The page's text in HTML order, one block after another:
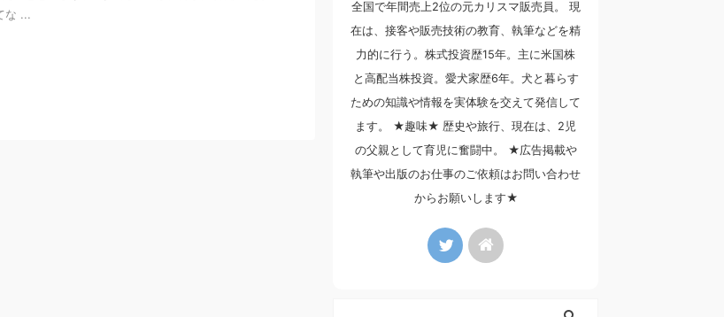
な ...
全国で年間売上2位の元カリスマ販売員。 現
在は、接客や販売技術の教育、執筆などを精
力的に行う。株式投資歴15年。主に米国株
と高配当株投資。愛犬家歴6年。犬と暮らす
ための知識や情報を実体験を交えて発信して
ます。 ★趣味★ 歴史や旅行、現在は、2児
の父親として育児に奮闘中。 ★広告掲載や
執筆や出版のお仕事のご依頼はお問い合わせ
からお願いします★